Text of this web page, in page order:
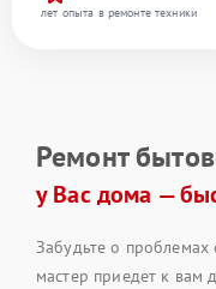
лет опыта в ремонте техники
Ремонт
у Вас дома —
Забудьте о проблемах
мастер приедет к вам